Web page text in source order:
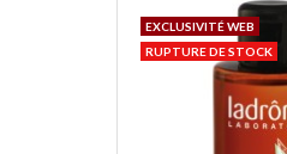
EXCLUSIVITÉ WEB
RUPTURE DE STOCK